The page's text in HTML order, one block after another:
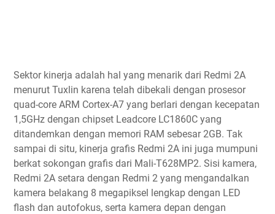
Sektor kinerja adalah hal yang menarik dari Redmi 2A
menurut Tuxlin karena telah dibekali dengan prosesor
quad-core ARM Cortex-A7 yang berlari dengan kecepatan
1,5GHz dengan chipset Leadcore LC1860C yang
ditandemkan dengan memori RAM sebesar 2GB. Tak
sampai di situ, kinerja grafis Redmi 2A ini juga mumpuni
berkat sokongan grafis dari Mali-T628MP2. Sisi kamera,
Redmi 2A setara dengan Redmi 2 yang mengandalkan
kamera belakang 8 megapiksel lengkap dengan LED
flash dan autofokus, serta kamera depan dengan